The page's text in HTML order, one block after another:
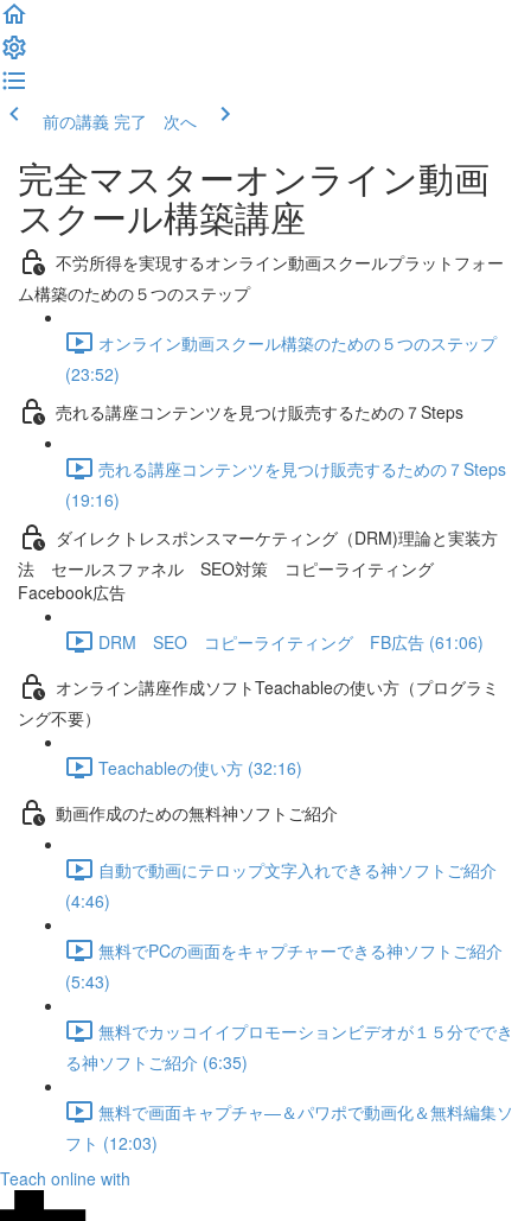
前の講義 完了 次へ
完全マスターオンライン動画
スクール構築講座
不労所得を実現するオンライン動画スクールプラットフォー
ム構築のための５つのステップ
オンライン動画スクール構築のための５つのステップ
(23:52)
売れる講座コンテンツを見つけ販売するための７Steps
売れる講座コンテンツを見つけ販売するための７Steps
(19:16)
ダイレクトレスポンスマーケティング（DRM)理論と実装方
法 セールスファネル SEO対策 コピーライティング
Facebook広告
DRM SEO コピーライティング FB広告 (61:06)
オンライン講座作成ソフトTeachableの使い方（プログラミ
ング不要）
Teachableの使い方 (32:16)
動画作成のための無料神ソフトご紹介
自動で動画にテロップ文字入れできる神ソフトご紹介
(4:46)
無料でPCの画面をキャプチャーできる神ソフトご紹介
(5:43)
無料でカッコイイプロモーションビデオが１５分ででき
る神ソフトご紹介 (6:35)
無料で画面キャプチャ―＆パワポで動画化＆無料編集ソ
フト (12:03)
Teach online with